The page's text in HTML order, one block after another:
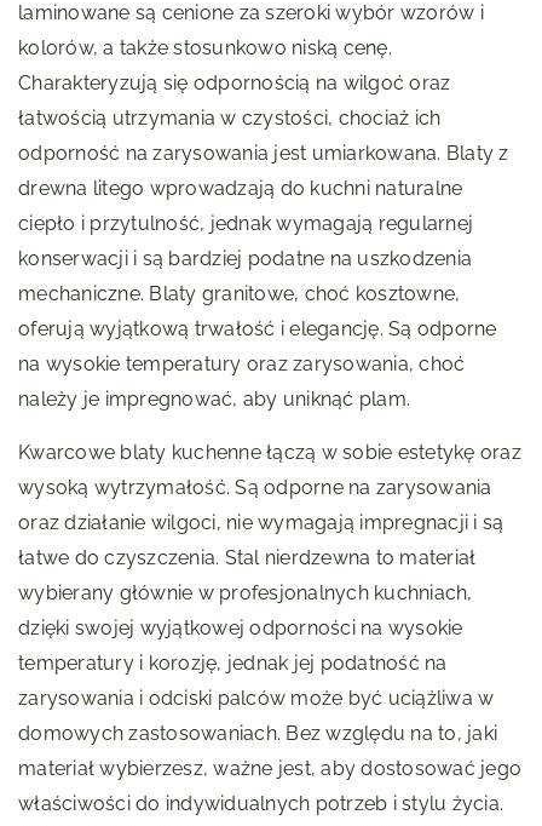
laminowane są cenione za szeroki wybór wzorów i
kolorów, a także stosunkowo niską cenę.
Charakteryzują się odpornością na wilgoć oraz
łatwością utrzymania w czystości, chociaż ich
odporność na zarysowania jest umiarkowana. Blaty z
drewna litego wprowadzają do kuchni naturalne
ciepło i przytulność, jednak wymagają regularnej
konserwacji i są bardziej podatne na uszkodzenia
mechaniczne. Blaty granitowe, choć kosztowne,
oferują wyjątkową trwałość i elegancję. Są odporne
na wysokie temperatury oraz zarysowania, choć
należy je impregnować, aby uniknąć plam.
Kwarcowe blaty kuchenne łączą w sobie estetykę oraz
wysoką wytrzymałość. Są odporne na zarysowania
oraz działanie wilgoci, nie wymagają impregnacji i są
łatwe do czyszczenia. Stal nierdzewna to materiał
wybierany głównie w profesjonalnych kuchniach,
dzięki swojej wyjątkowej odporności na wysokie
temperatury i korozję, jednak jej podatność na
zarysowania i odciski palców może być uciążliwa w
domowych zastosowaniach. Bez względu na to, jaki
materiał wybierzesz, ważne jest, aby dostosować jego
właściwości do indywidualnych potrzeb i stylu życia.